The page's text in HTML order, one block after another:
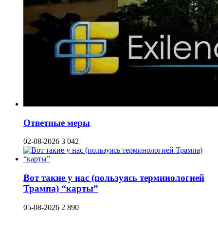
Ответные меры
02-08-2026 3 042
Вот такие у нас (пользуясь терминологией
Трампа) “карты”
05-08-2026 2 890